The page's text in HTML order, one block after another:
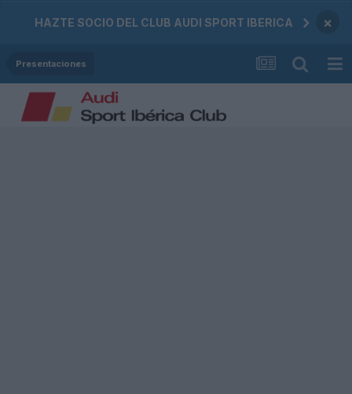
HAZTE SOCIO DEL CLUB AUDI SPORT IBERICA ×
Presentaciones